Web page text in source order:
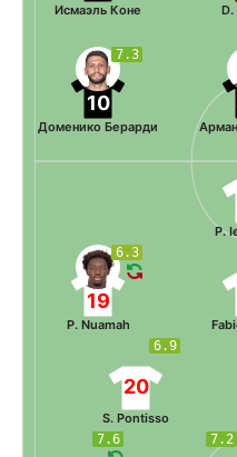
D.
Исмаэль Коне
7.3
10
Доменико Берарди
7.6 7.2
6.9
20
S. Pontisso
6.3
19
P. Nuamah
P.